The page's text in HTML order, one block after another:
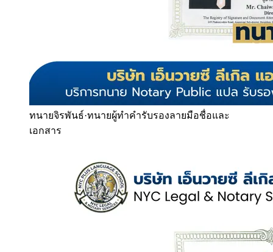
ทนายจิรพันธ์·ทนายผู้ทำคำรับรองลายมือชื่อและ
เอกสาร